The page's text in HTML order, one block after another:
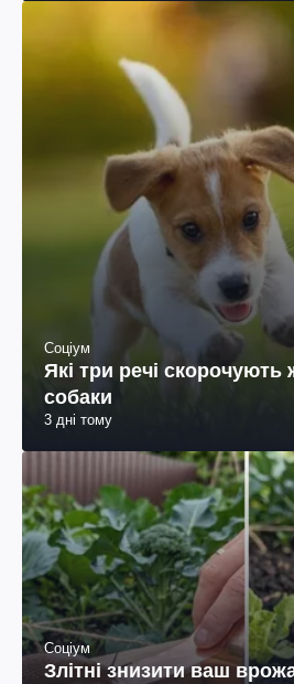
Соціум
Які три речі скорочують
собаки
3 дні тому
Соціум
Злітні знизити ваш